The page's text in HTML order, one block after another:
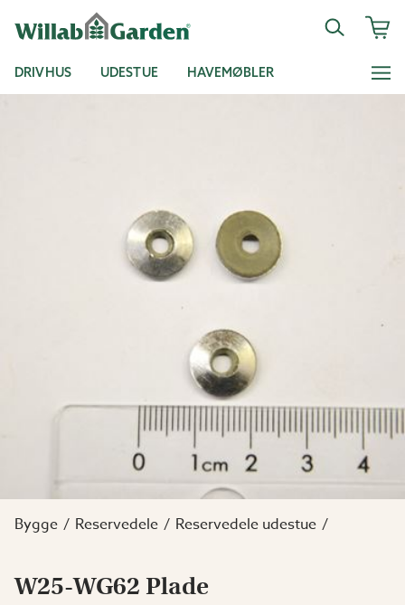
DRIVHUS UDESTUE HAVEMØBLER
Bygge Reservedele Reservedele udestue
W25-WG62 Plade